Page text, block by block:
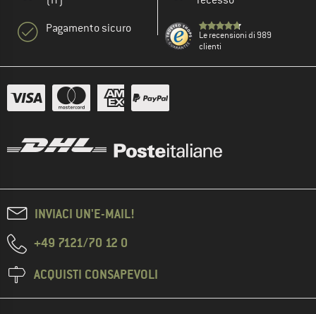
Pagamento sicuro
Le recensioni di 989
clienti
INVIACI UN'E-MAIL!
+49 7121/70 12 0
ACQUISTI CONSAPEVOLI